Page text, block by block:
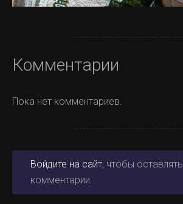
Комментарии
Пока нет комментариев.
Войдите на сайт, чтобы оставлять
комментарии.